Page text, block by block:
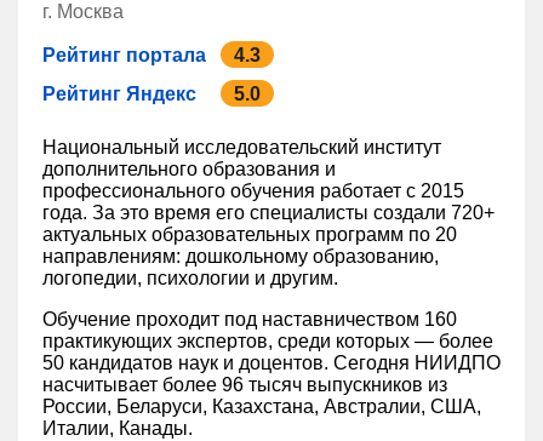
г. Москва
Рейтинг портала
4.3
Рейтинг Яндекс
5.0
Национальный исследовательский институт
дополнительного образования и
профессионального обучения работает с 2015
года. За это время его специалисты создали 720+
актуальных образовательных программ по 20
направлениям: дошкольному образованию,
логопедии, психологии и другим.
Обучение проходит под наставничеством 160
практикующих экспертов, среди которых — более
50 кандидатов наук и доцентов. Сегодня НИИДПО
насчитывает более 96 тысяч выпускников из
России, Беларуси, Казахстана, Австралии, США,
Италии, Канады.